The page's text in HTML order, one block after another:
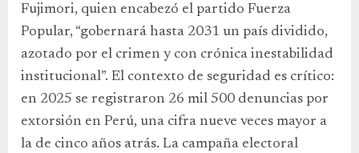
Fujimori, quien encabezó el partido Fuerza
Popular, “gobernará hasta 2031 un país dividido,
azotado por el crimen y con crónica inestabilidad
institucional”. El contexto de seguridad es crítico:
en 2025 se registraron 26 mil 500 denuncias por
extorsión en Perú, una cifra nueve veces mayor a
la de cinco años atrás. La campaña electoral